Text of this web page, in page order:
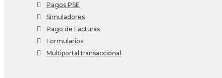
Pagos PSE
Simuladores
Pago de Facturas
Formularios
Multiportal transaccional